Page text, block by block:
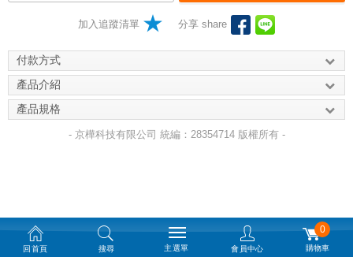
加入追蹤清單 分享 share
付款方式
產品介紹
產品規格
- 京樺科技有限公司 統編：28354714 版權所有 -
回首頁 搜尋 主選單 會員中心
0
購物車